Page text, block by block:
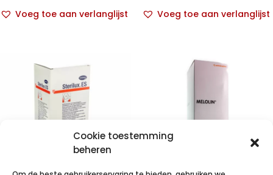
Cookie toestemming
beheren
Voeg toe aan verlanglijst
Voeg toe aan verlanglijst